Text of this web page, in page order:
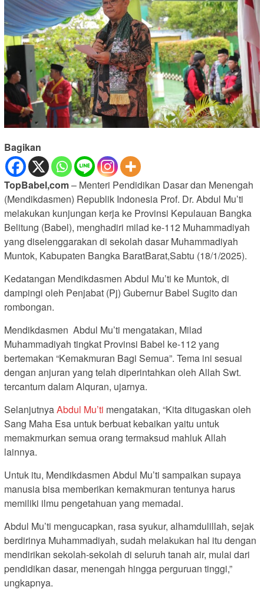
Bagikan
TopBabel,com– Menteri Pendidikan Dasar dan Menengah
(Mendikdasmen) Republik Indonesia Prof. Dr. Abdul Mu’ti
melakukan kunjungan kerja ke Provinsi Kepulauan Bangka
Belitung (Babel), menghadiri milad ke-112 Muhammadiyah
yang diselenggarakan di sekolah dasar Muhammadiyah
Muntok, Kabupaten Bangka BaratBarat,Sabtu (18/1/2025).
Kedatangan Mendikdasmen Abdul Mu’ti ke Muntok, di
dampingi oleh Penjabat (Pj) Gubernur Babel Sugito dan
rombongan.
Mendikdasmen Abdul Mu’ti mengatakan, Milad
Muhammadiyah tingkat Provinsi Babel ke-112 yang
bertemakan “Kemakmuran Bagi Semua”. Tema ini sesuai
dengan anjuran yang telah diperintahkan oleh Allah Swt.
tercantum dalam Alquran, ujarnya.
SelanjutnyaAbdul Mu’ti mengatakan, “Kita ditugaskan oleh
Sang Maha Esa untuk berbuat kebaikan yaitu untuk
memakmurkan semua orang termaksud mahluk Allah
lainnya.
Untuk itu, Mendikdasmen Abdul Mu’ti sampaikan supaya
manusia bisa memberikan kemakmuran tentunya harus
memiliki ilmu pengetahuan yang memadai.
Abdul Mu’ti mengucapkan, rasa syukur, alhamdulillah, sejak
berdirinya Muhammadiyah, sudah melakukan hal itu dengan
mendirikan sekolah-sekolah di seluruh tanah air, mulai dari
pendidikan dasar, menengah hingga perguruan tinggi,”
ungkapnya.